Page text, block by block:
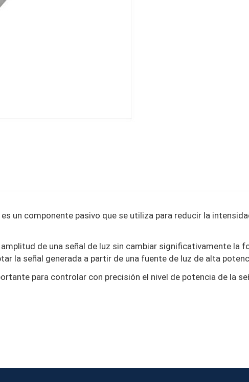
un componente pasivo que se utiliza para reducir la
de una señal de luz sin cambiar significativamente la
la señal generada a partir de una fuente de luz de alta
para controlar con precisión el nivel de potencia de la